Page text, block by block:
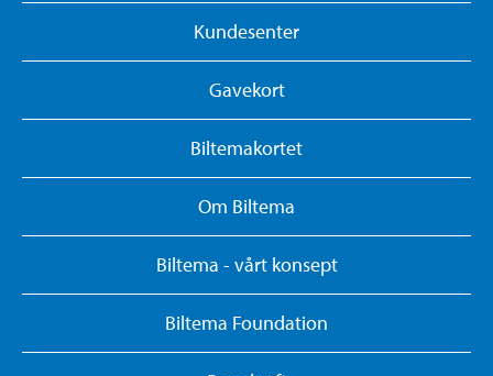
Kundesenter
Gavekort
Biltemakortet
Om Biltema
Biltema - vårt konsept
Biltema Foundation